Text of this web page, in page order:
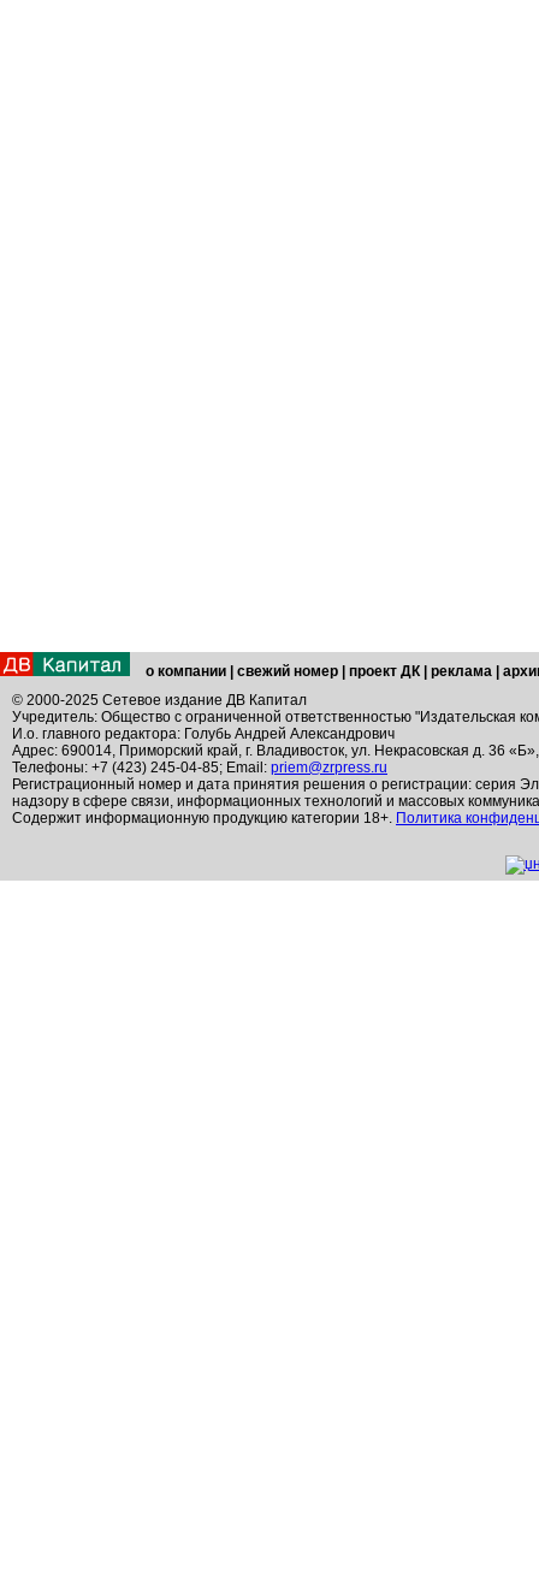
о компании свежий номер проект ДК реклама
© 2000-2025 Сетевое издание ДВ Капитал
Учредитель: Общество с ограниченной ответственностью "Издательская
И.о. главного редактора: Голубь Андрей Александрович
Адрес: 690014, Приморский край, г. Владивосток, ул. Некрасовская д. 36
Телефоны: +7 (423) 245-04-85; Email: priem@zrpress.ru
Регистрационный номер и дата принятия решения о регистрации: серия
надзору в сфере связи, информационных технологий и массовых
Содержит информационную продукцию категории 18+. Политика